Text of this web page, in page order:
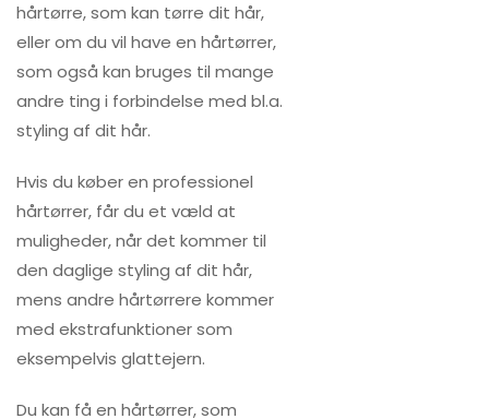
hårtørre, som kan tørre dit hår,
eller om du vil have en hårtørrer,
som også kan bruges til mange
andre ting i forbindelse med bl.a.
styling af dit hår.
Hvis du køber en professionel
hårtørrer, får du et væld at
muligheder, når det kommer til
den daglige styling af dit hår,
mens andre hårtørrere kommer
med ekstrafunktioner som
eksempelvis glattejern.
Du kan få en hårtørrer, som